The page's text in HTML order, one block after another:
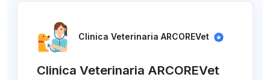
Clinica Veterinaria ARCOREVet
Clinica Veterinaria ARCOREVet